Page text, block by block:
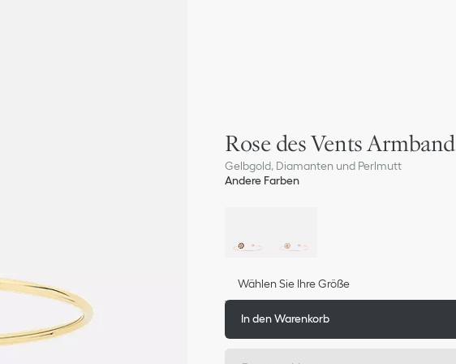
Rose des Vents Armband
Gelbgold, Diamanten und Perlmutt
Andere Farben
Wählen Sie Ihre Größe
In den Warenkorb